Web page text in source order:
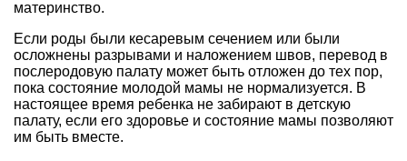
материнство.
Если роды были кесаревым сечением или были
осложнены разрывами и наложением швов, перевод в
послеродовую палату может быть отложен до тех пор,
пока состояние молодой мамы не нормализуется. В
настоящее время ребенка не забирают в детскую
палату, если его здоровье и состояние мамы позволяют
им быть вместе.